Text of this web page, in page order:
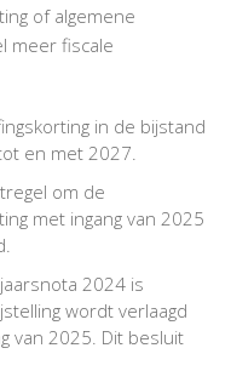
of algemene
meer fiscale
in de bijstand
en met 2027.
om de
met ingang van 2025
2024 is
wordt verlaagd
van 2025. Dit besluit